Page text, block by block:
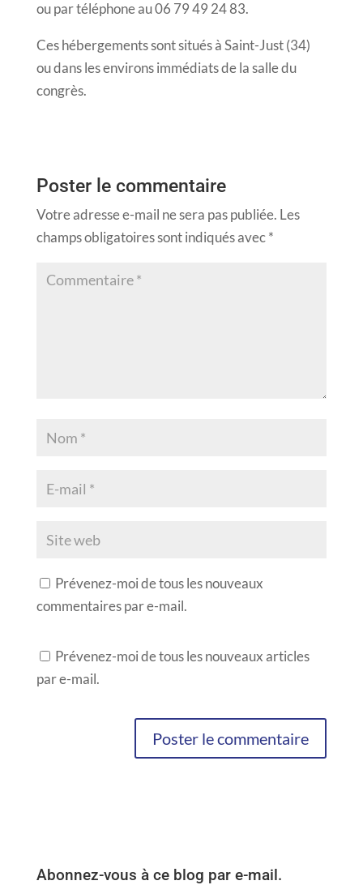
ou par téléphone au 06 79 49 24 83.
Ces hébergements sont situés à Saint-Just (34)
ou dans les environs immédiats de la salle du
congrès.
Poster le commentaire
Votre adresse e-mail ne sera pas publiée. Les
champs obligatoires sont indiqués avec*
Prévenez-moi de tous les nouveaux
commentaires par e-mail.
Prévenez-moi de tous les nouveaux articles
par e-mail.
Abonnez-vous à ce blog par e-mail.